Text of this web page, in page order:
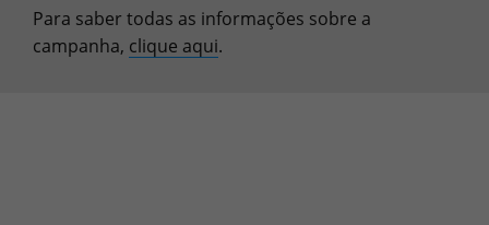
Para saber todas as informações sobre a
campanha, clique aqui.